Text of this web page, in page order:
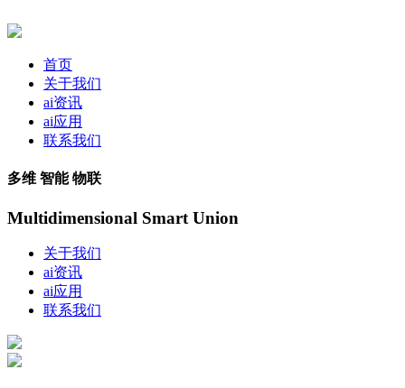
首页
关于我们
ai资讯
ai应用
联系我们
多维 智能 物联
Multidimensional Smart Union
关于我们
ai资讯
ai应用
联系我们